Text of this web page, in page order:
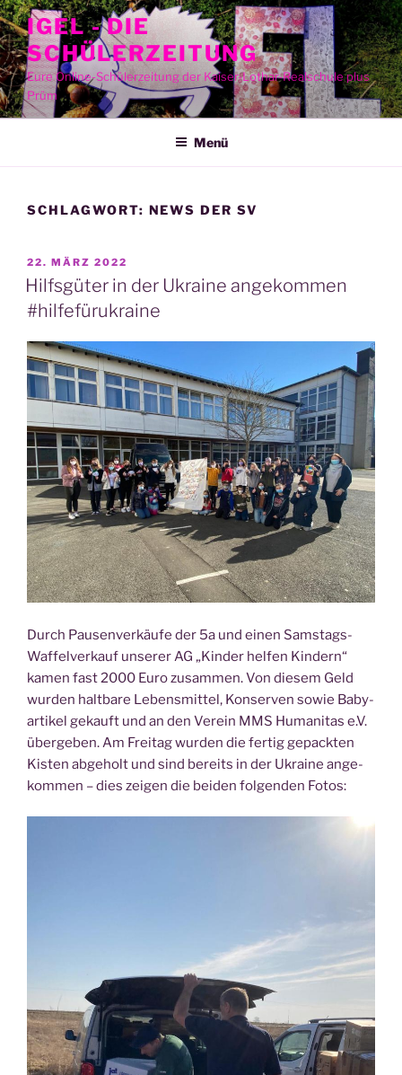
Zum
Inhalt
springen
IGEL - DIE
SCHÜLERZEITUNG
Eure Online-Schülerzeitung der Kaiser-Lothar-Realschule plus
Prüm
Menü
SCHLAGWORT: NEWS DER SV
VERÖFFENTLICHT
AM
22. MÄRZ 2022
Hilfsgüter in der Ukraine angekommen
#hilfefürukraine
Durch Pau­sen­ver­käu­fe der 5a und einen Sams­tags-
Waf­fel­ver­kauf unse­rer AG „Kin­der hel­fen Kin­dern“
kamen fast 2000 Euro zusam­men. Von die­sem Geld
wur­den halt­ba­re Lebens­mit­tel, Kon­ser­ven sowie Baby­
ar­ti­kel gekauft und an den Ver­ein MMS Huma­ni­tas e.V.
über­ge­ben. Am Frei­tag wur­den die fer­tig gepack­ten
Kis­ten abge­holt und sind bereits in der Ukrai­ne ange­
kom­men – dies zei­gen die bei­den fol­gen­den Fotos: